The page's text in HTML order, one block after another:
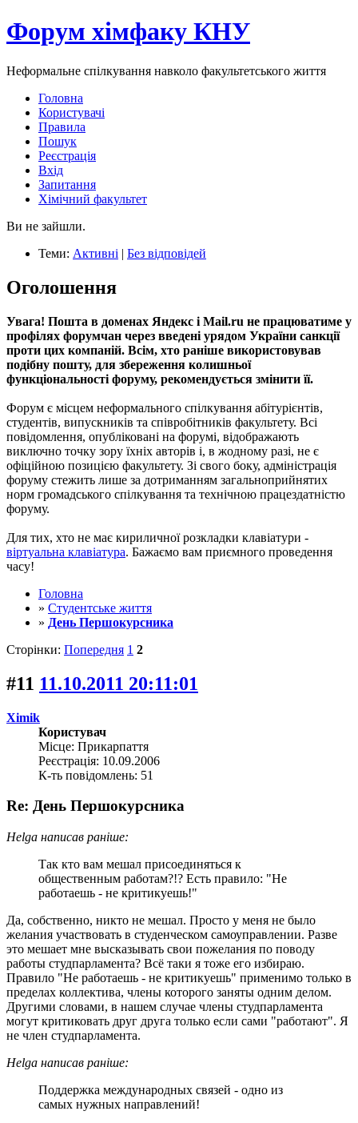
Форум хімфаку КНУ
Неформальне спілкування навколо факультетського життя
Головна
Користувачі
Правила
Пошук
Реєстрація
Вхід
Запитання
Хімічний факультет
Ви не зайшли.
Теми: Активні | Без відповідей
Оголошення
Увага! Пошта в доменах Яндекс і Mail.ru не працюватиме у
профілях форумчан через введені урядом України санкції
проти цих компаній. Всім, хто раніше використовував
подібну пошту, для збереження колишньої
функціональності форуму, рекомендується змінити її.
Форум є місцем неформального спілкування абітурієнтів,
студентів, випускників та співробітників факультету. Всі
повідомлення, опубліковані на форумі, відображають
виключно точку зору їхніх авторів і, в жодному разі, не є
офіційною позицією факультету. Зі свого боку, адміністрація
форуму стежить лише за дотриманням загальноприйнятих
норм громадського спілкування та технічною працездатністю
форуму.
Для тих, хто не має кириличної розкладки клавіатури -
віртуальна клавіатура. Бажаємо вам приємного проведення
часу!
Головна
» Студентське життя
» День Першокурсника
Сторінки: Попередня 1 2
#11 11.10.2011 20:11:01
Ximik
Користувач
Місце: Прикарпаття
Реєстрація: 10.09.2006
К-ть повідомлень: 51
Re: День Першокурсника
Helga написав раніше:
Так кто вам мешал присоединяться к
общественным работам?!? Есть правило: "Не
работаешь - не критикуешь!"
Да, собственно, никто не мешал. Просто у меня не было
желания участвовать в студенческом самоуправлении. Разве
это мешает мне высказывать свои пожелания по поводу
работы студпарламента? Всё таки я тоже его избираю.
Правило "Не работаешь - не критикуешь" применимо только в
пределах коллектива, члены которого заняты одним делом.
Другими словами, в нашем случае члены студпарламента
могут критиковать друг друга только если сами "работают". Я
не член студпарламента.
Helga написав раніше:
Поддержка международных связей - одно из
самых нужных направлений!